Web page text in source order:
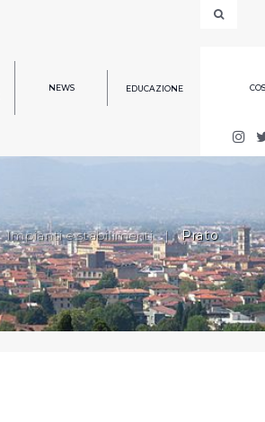
NEWS EDUCAZIONE
Impianti e stabilimenti | Prato